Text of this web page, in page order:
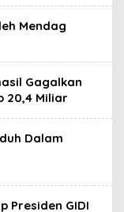
Mendag
Gagalkan
20,4 Miliar
Dalam
Presiden GIDI